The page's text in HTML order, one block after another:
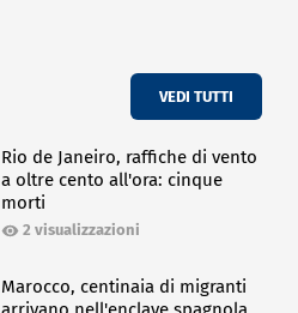
VEDI TUTTI
Rio de Janeiro, raffiche di vento
a oltre cento all'ora: cinque
morti
2 visualizzazioni
Marocco, centinaia di migranti